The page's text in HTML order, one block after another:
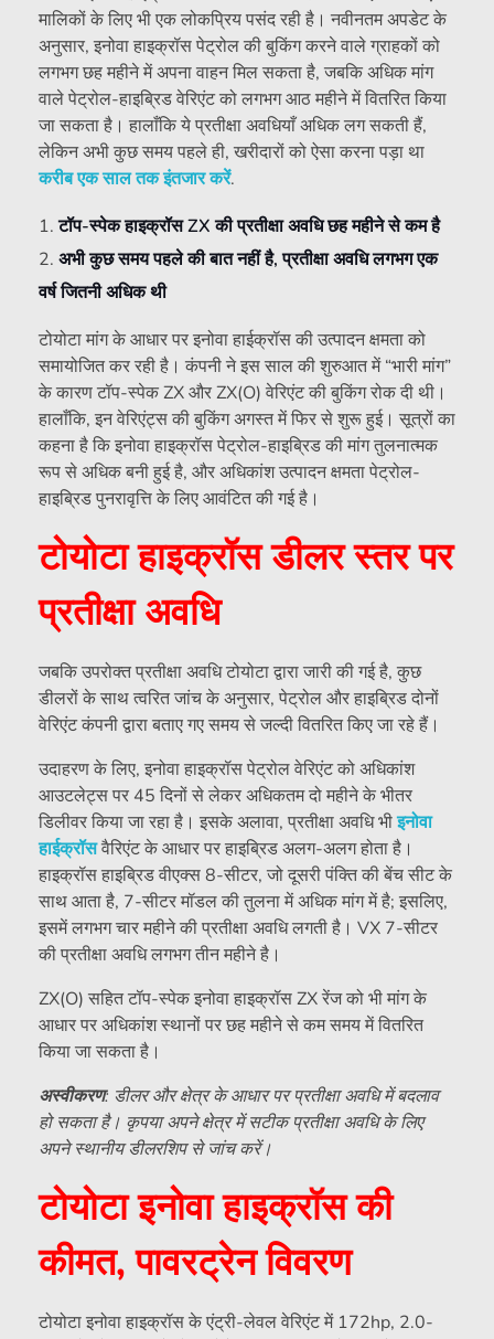
मालिकों के लिए भी एक लोकप्रिय पसंद रही है। नवीनतम अपडेट के
अनुसार, इनोवा हाइक्रॉस पेट्रोल की बुकिंग करने वाले ग्राहकों को
लगभग छह महीने में अपना वाहन मिल सकता है, जबकि अधिक मांग
वाले पेट्रोल-हाइब्रिड वेरिएंट को लगभग आठ महीने में वितरित किया
जा सकता है। हालाँकि ये प्रतीक्षा अवधियाँ अधिक लग सकती हैं,
लेकिन अभी कुछ समय पहले ही, खरीदारों को ऐसा करना पड़ा था
करीब एक साल तक इंतजार करें.
टॉप-स्पेक हाइक्रॉस ZX की प्रतीक्षा अवधि छह महीने से कम है
अभी कुछ समय पहले की बात नहीं है, प्रतीक्षा अवधि लगभग एक
वर्ष जितनी अधिक थी
टोयोटा मांग के आधार पर इनोवा हाईक्रॉस की उत्पादन क्षमता को
समायोजित कर रही है। कंपनी ने इस साल की शुरुआत में “भारी मांग”
के कारण टॉप-स्पेक ZX और ZX(O) वेरिएंट की बुकिंग रोक दी थी।
हालाँकि, इन वेरिएंट्स की बुकिंग अगस्त में फिर से शुरू हुई। सूत्रों का
कहना है कि इनोवा हाइक्रॉस पेट्रोल-हाइब्रिड की मांग तुलनात्मक
रूप से अधिक बनी हुई है, और अधिकांश उत्पादन क्षमता पेट्रोल-
हाइब्रिड पुनरावृत्ति के लिए आवंटित की गई है।
टोयोटा हाइक्रॉस डीलर स्तर पर
प्रतीक्षा अवधि
जबकि उपरोक्त प्रतीक्षा अवधि टोयोटा द्वारा जारी की गई है, कुछ
डीलरों के साथ त्वरित जांच के अनुसार, पेट्रोल और हाइब्रिड दोनों
वेरिएंट कंपनी द्वारा बताए गए समय से जल्दी वितरित किए जा रहे हैं।
उदाहरण के लिए, इनोवा हाइक्रॉस पेट्रोल वेरिएंट को अधिकांश
आउटलेट्स पर 45 दिनों से लेकर अधिकतम दो महीने के भीतर
डिलीवर किया जा रहा है। इसके अलावा, प्रतीक्षा अवधि भीइनोवा
हाईक्रॉसवैरिएंट के आधार पर हाइब्रिड अलग-अलग होता है।
हाइक्रॉस हाइब्रिड वीएक्स 8-सीटर, जो दूसरी पंक्ति की बेंच सीट के
साथ आता है, 7-सीटर मॉडल की तुलना में अधिक मांग में है; इसलिए,
इसमें लगभग चार महीने की प्रतीक्षा अवधि लगती है। VX 7-सीटर
की प्रतीक्षा अवधि लगभग तीन महीने है।
ZX(O) सहित टॉप-स्पेक इनोवा हाइक्रॉस ZX रेंज को भी मांग के
आधार पर अधिकांश स्थानों पर छह महीने से कम समय में वितरित
किया जा सकता है।
अस्वीकरण: डीलर और क्षेत्र के आधार पर प्रतीक्षा अवधि में बदलाव
हो सकता है। कृपया अपने क्षेत्र में सटीक प्रतीक्षा अवधि के लिए
अपने स्थानीय डीलरशिप से जांच करें।
टोयोटा इनोवा हाइक्रॉस की
कीमत, पावरट्रेन विवरण
टोयोटा इनोवा हाइक्रॉस के एंट्री-लेवल वेरिएंट में 172hp, 2.0-